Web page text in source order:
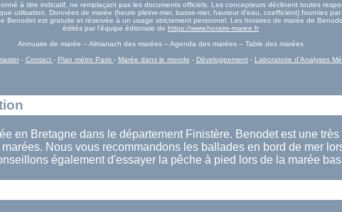
à titre indicatif, ne remplaçant pas les documents officiels. Les concepteurs déclinent toutes
utilisation. Données de marée (heure pleine-mer, basse-mer, hauteur d'eau, coefficient) fournies par
Benodet est gratuite et réservée à un usage strictement personnel. Les horaires de marée de
édités par l'équipe éditoriale de https://www.horaire-maree.fr
Annuaire de marée – Almanach des marées – Agenda des marées – Table des marées
- Contact - Plan métro Paris - Marée dans le monde - Développement- Laboratoire d'Analyses
en Bretagne dans le département Finistère. Benodet est une
Nous vous recommandons les ballades en bord de mer
également d'essayer la pêche à pied lors de la marée